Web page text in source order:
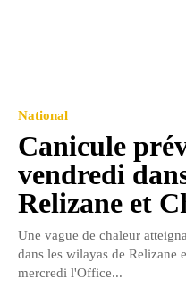
National
Canicule
vendredi
Relizane et
Une vague de chaleur
dans les wilayas de Relizane
mercredi l'Office...